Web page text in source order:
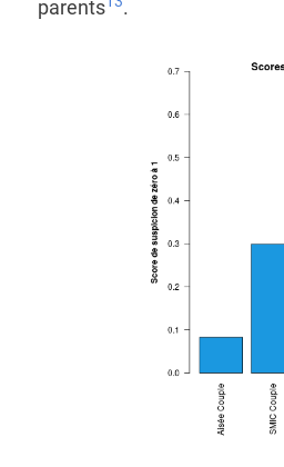
parents
.